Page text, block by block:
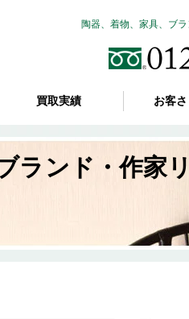
陶器、着物、家具、ブ
買取実績 お客
ランド・作家